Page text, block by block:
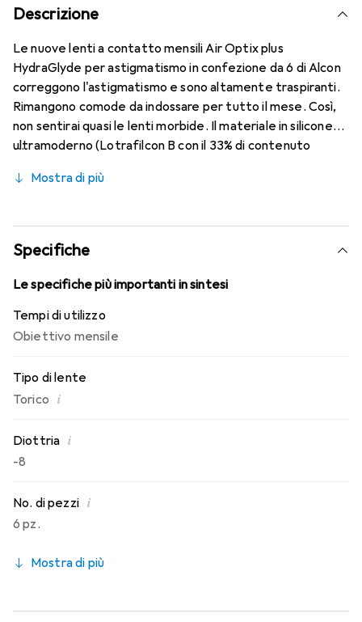
Descrizione
Le nuove lenti a contatto mensili Air Optix plus
HydraGlyde per astigmatismo in confezione da 6 di Alcon
correggono l'astigmatismo e sono altamente traspiranti.
Rimangono comode da indossare per tutto il mese. Così,
non sentirai quasi le lenti morbide. Il materiale in silicone
ultramoderno (Lotrafilcon B con il 33% di contenuto
Moisture Matrix e la nota tecnologia SmartShield,
conosci. Comfort e assenza di disturbi durante tutto il
giorno con le lenti mensili.
Mostra di più
Specifiche
Le specifiche più importanti in sintesi
Tempi di utilizzo
Obiettivo mensile
Tipo di lente
Torico i
Diottria i
-8
No. di pezzi i
6 pz.
Mostra di più